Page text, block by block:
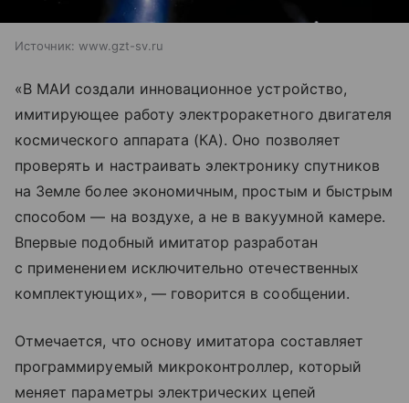
Источник: www.gzt-sv.ru
«В МАИ создали инновационное устройство,
имитирующее работу электроракетного двигателя
космического аппарата (КА). Оно позволяет
проверять и настраивать электронику спутников
на Земле более экономичным, простым и быстрым
способом — на воздухе, а не в вакуумной камере.
Впервые подобный имитатор разработан
с применением исключительно отечественных
комплектующих», — говорится в сообщении.
Отмечается, что основу имитатора составляет
программируемый микроконтроллер, который
меняет параметры электрических цепей